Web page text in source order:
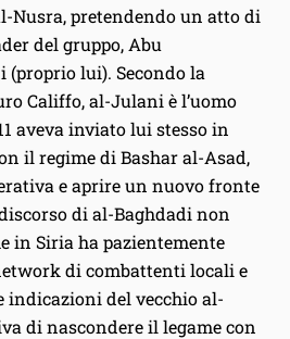
Nusra, pretendendo un atto di
del gruppo, Abu
lui). Secondo la
Califfo, al-Julani è l’uomo
aveva inviato lui stesso in
il regime di Bashar al-Asad,
e aprire un nuovo fronte
di al-Baghdadi non
in Siria ha pazientemente
di combattenti locali e
indicazioni del vecchio al-
di nascondere il legame con